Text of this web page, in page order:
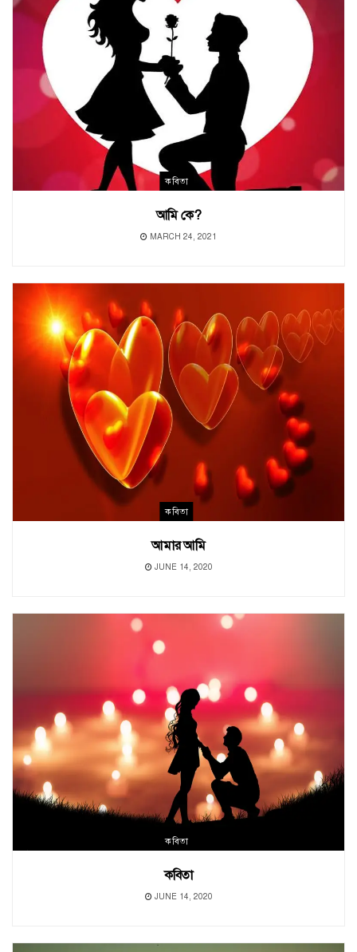
কবিতা
আমি কে?
MARCH 24, 2021
কবিতা
আমার আমি
JUNE 14, 2020
কবিতা
কবিতা
JUNE 14, 2020